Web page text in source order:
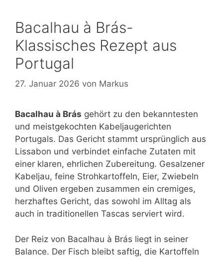
Bacalhau à Brás-
Klassisches Rezept aus
Portugal
27. Januar 2026 von Markus
Bacalhau à Brás gehört zu den bekanntesten
und meistgekochten Kabeljaugerichten
Portugals. Das Gericht stammt ursprünglich aus
Lissabon und verbindet einfache Zutaten mit
einer klaren, ehrlichen Zubereitung. Gesalzener
Kabeljau, feine Stroh­kartoffeln, Eier, Zwiebeln
und Oliven ergeben zusammen ein cremiges,
herzhaftes Gericht, das sowohl im Alltag als
auch in traditionellen Tascas serviert wird.
Der Reiz von Bacalhau à Brás liegt in seiner
Balance. Der Fisch bleibt saftig, die Kartoffeln